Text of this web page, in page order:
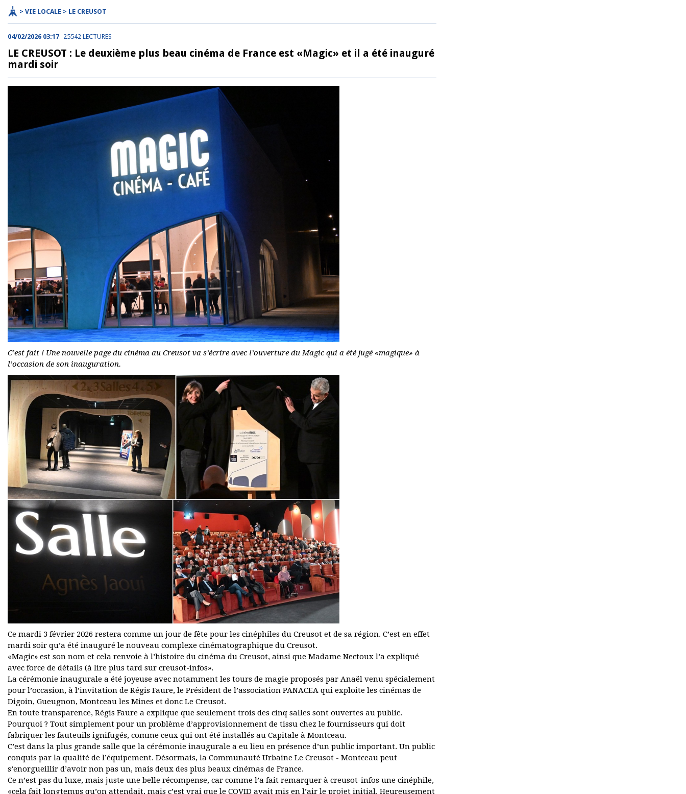
> VIE LOCALE > LE CREUSOT
04/02/2026 03:17 25542 LECTURES
LE CREUSOT : Le deuxième plus beau cinéma de France est «Magic» et il a été inauguré
mardi soir
C’est fait ! Une nouvelle page du cinéma au Creusot va s’écrire avec l’ouverture du Magic qui a été jugé «magique» à
l’occasion de son inauguration.
Ce mardi 3 février 2026 restera comme un jour de fête pour les cinéphiles du Creusot et de sa région. C’est en effet
mardi soir qu’a été inauguré le nouveau complexe cinématographique du Creusot.
«Magic» est son nom et cela renvoie à l’histoire du cinéma du Creusot, ainsi que Madame Nectoux l’a expliqué
avec force de détails (à lire plus tard sur creusot-infos».
La cérémonie inaugurale a été joyeuse avec notamment les tours de magie proposés par Anaël venu spécialement
pour l’occasion, à l’invitation de Régis Faure, le Président de l’association PANACEA qui exploite les cinémas de
Digoin, Gueugnon, Montceau les Mines et donc Le Creusot.
En toute transparence, Régis Faure a explique que seulement trois des cinq salles sont ouvertes au public.
Pourquoi ? Tout simplement pour un problème d’approvisionnement de tissu chez le fournisseurs qui doit
fabriquer les fauteuils ignifugés, comme ceux qui ont été installés au Capitale à Montceau.
C’est dans la plus grande salle que la cérémonie inaugurale a eu lieu en présence d’un public important. Un public
conquis par la qualité de l’équipement. Désormais, la Communauté Urbaine Le Creusot - Montceau peut
s’enorgueillir d’avoir non pas un, mais deux des plus beaux cinémas de France.
Ce n’est pas du luxe, mais juste une belle récompense, car comme l’a fait remarquer à creusot-infos une cinéphile,
«cela fait longtemps qu’on attendait, mais c’est vrai que le COVID avait mis en l’air le projet initial. Heureusement